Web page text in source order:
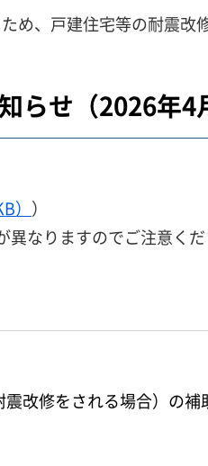
め、戸建住宅等の耐震改
らせ（2026年4
） ）
なりますのでご注意くだ
改修をされる場合）の